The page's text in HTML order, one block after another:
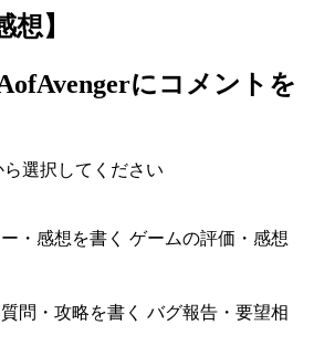
想】
にコメントを
選択してください
・感想を書く ゲームの評価・感想
問・攻略を書く バグ報告・要望相